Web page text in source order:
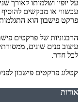
על יופיו ושלמותו לאורך
עכשווי או מבקשים
פרקט פישבון הוא
הרבגוניות של פרקטים
עיצוב פנים שונים,
לכל חדר.
קטלוג פרקטים פישבון
אודות